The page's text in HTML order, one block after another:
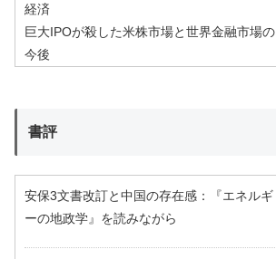
経済
巨大IPOが殺した米株市場と世界金融市場の
今後
書評
安保3文書改訂と中国の存在感：『エネルギ
ーの地政学』を読みながら